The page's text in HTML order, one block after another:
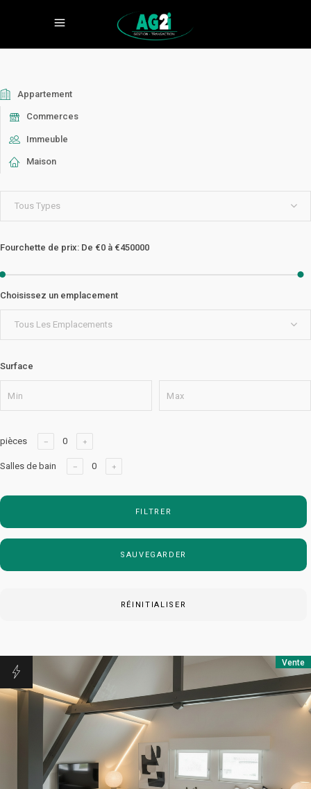
Appartement
Commerces
Immeuble
Maison
Tous Types
Fourchette de prix: De €0 à €450000
Choisissez un emplacement
Tous Les Emplacements
Surface
pièces
Salles de bain
FILTRER
SAUVEGARDER
RÉINITIALISER
Vente